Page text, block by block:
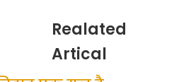
Realated
Artical